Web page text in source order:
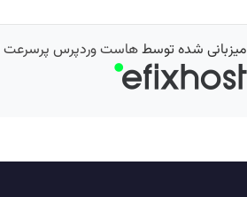
میزبانی شده توسطهاست وردپرس پرسرعت